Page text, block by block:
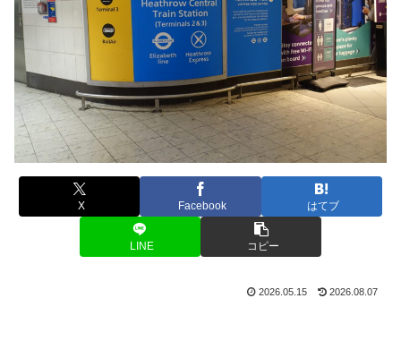
X Facebook はてブ
LINE コピー
2026.05.15 2026.08.07